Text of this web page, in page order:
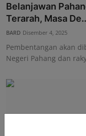
Belanjawan
Terarah, Masa
BARD Disember 4, 2025
Pembentangan akan
Negeri Pahang dan